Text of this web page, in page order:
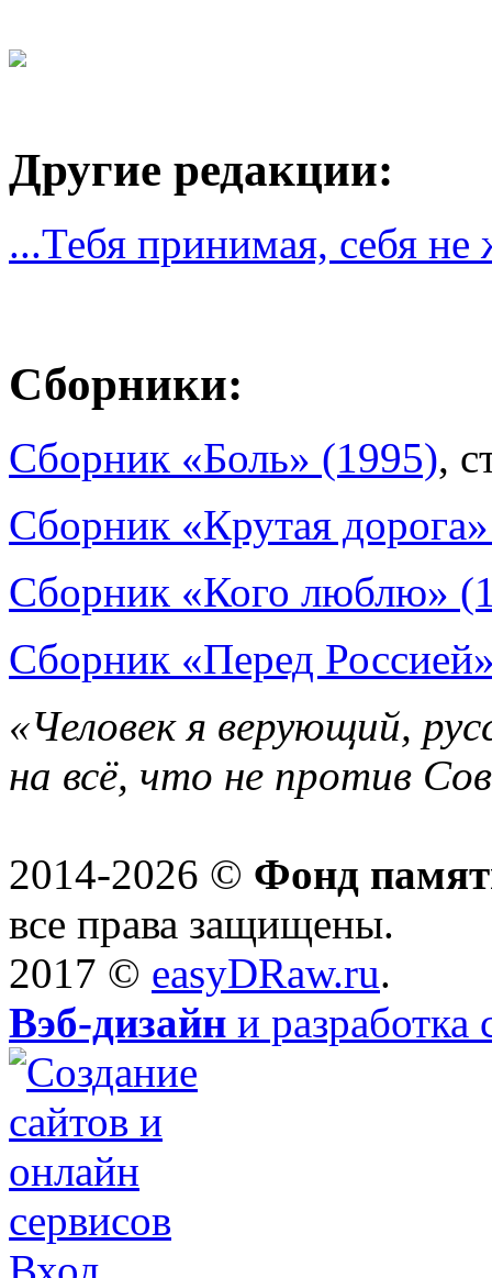
Другие редакции:
...Тебя принимая, себя не
Сборники:
Сборник «Боль» (1995),
Сборник «Крутая
Сборник «Кого люблю»
Сборник «Перед
«Человек я верующий,
на всё, что не против
2014-2026 © Фонд
все права защищены.
2017 © easyDRaw.ru.
Вэб-дизайн и разработка